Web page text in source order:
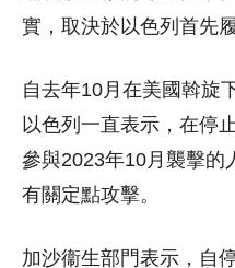
實，取決於以色列首先
自去年10月在美國斡旋
以色列一直表示，在停
參與2023年10月襲擊的
有關定點攻擊。
加沙衞生部門表示，自